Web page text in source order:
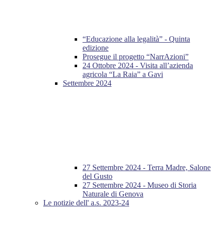
“Educazione alla legalità” - Quinta
edizione
Prosegue il progetto “NarrAzioni”
24 Ottobre 2024 - Visita all’azienda
agricola “La Raia” a Gavi
Settembre 2024
27 Settembre 2024 - Terra Madre, Salone
del Gusto
27 Settembre 2024 - Museo di Storia
Naturale di Genova
Le notizie dell' a.s. 2023-24